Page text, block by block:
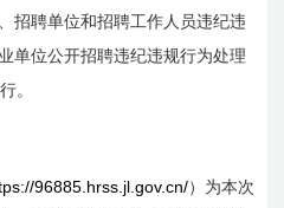
招聘单位和招聘工作人员违纪违
单位公开招聘违纪违规行为处理
。
96885.hrss.jl.gov.cn/）为本次